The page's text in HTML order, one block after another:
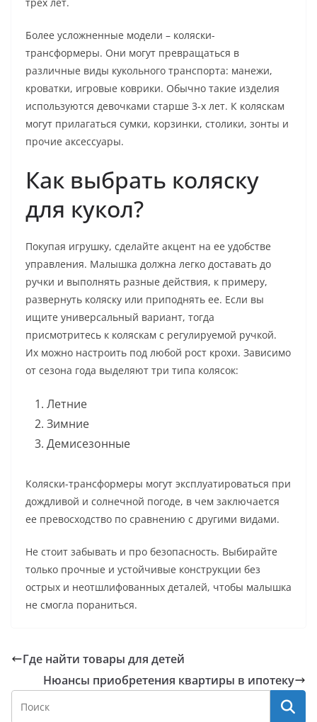
трех лет.
Более усложненные модели – коляски-
трансформеры. Они могут превращаться в
различные виды кукольного транспорта: манежи,
кроватки, игровые коврики. Обычно такие изделия
используются девочками старше 3-х лет. К коляскам
могут прилагаться сумки, корзинки, столики, зонты и
прочие аксессуары.
Как выбрать коляску
для кукол?
Покупая игрушку, сделайте акцент на ее удобстве
управления. Малышка должна легко доставать до
ручки и выполнять разные действия, к примеру,
развернуть коляску или приподнять ее. Если вы
ищите универсальный вариант, тогда
присмотритесь к коляскам с регулируемой ручкой.
Их можно настроить под любой рост крохи. Зависимо
от сезона года выделяют три типа колясок:
Летние
Зимние
Демисезонные
Коляски-трансформеры могут эксплуатироваться при
дождливой и солнечной погоде, в чем заключается
ее превосходство по сравнению с другими видами.
Не стоит забывать и про безопасность. Выбирайте
только прочные и устойчивые конструкции без
острых и неотшлифованных деталей, чтобы малышка
не смогла пораниться.
Где найти товары для детей
Нюансы приобретения квартиры в ипотеку